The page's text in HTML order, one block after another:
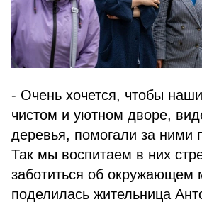
- Очень хочется, чтобы
чистом и уютном дворе,
деревья, помогали за ними
Так мы воспитаем в них
заботиться об окружающем
поделилась жительница